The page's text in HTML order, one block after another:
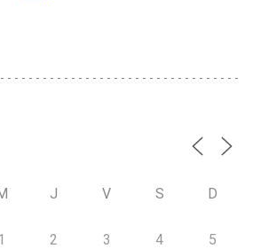
J V S D
2 3 4 5